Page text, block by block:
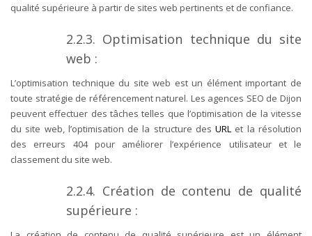
qualité supérieure à partir de sites web pertinents et de confiance.
2.2.3. Optimisation technique du site
web :
L’optimisation technique du site web est un élément important de
toute stratégie de référencement naturel. Les agences SEO de Dijon
peuvent effectuer des tâches telles que l’optimisation de la vitesse
du site web, l’optimisation de la structure desURL et la résolution
des erreurs 404 pour améliorer l’expérience utilisateur et le
classement du site web.
2.2.4. Création de contenu de qualité
supérieure :